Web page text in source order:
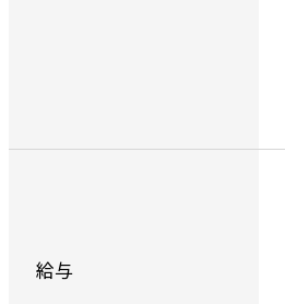
給与